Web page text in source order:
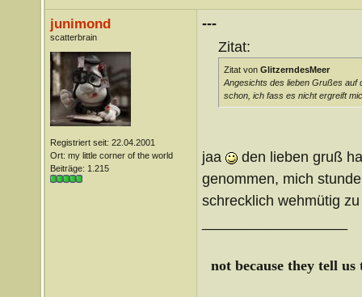
junimond
scatterbrain
Registriert seit: 22.04.2001
Ort: my little corner of the world
Beiträge: 1.215
---
Zitat:
Zitat von GlitzerndesMeer
Angesichts des lieben Grußes auf
schon, ich fass es nicht ergreift
jaa
den lieben gruß
genommen, mich
schrecklich wehmütig
not because they tell